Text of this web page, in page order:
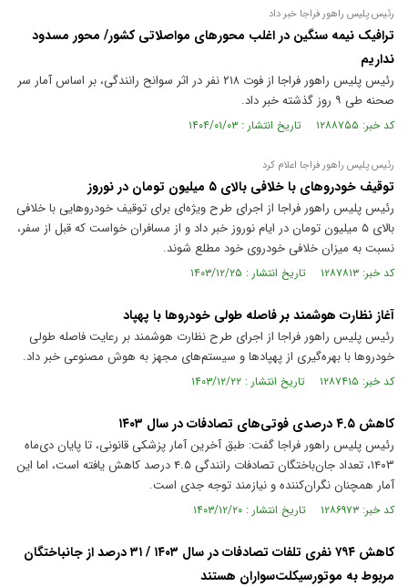
رئیس پلیس راهور فراجا خبر داد
ترافیک نیمه سنگین در اغلب محورهای مواصلاتی کشور/ محور مسدود
نداریم
رئیس پلیس راهور فراجا از فوت ۲۱۸ نفر در اثر سوانح رانندگی، بر اساس آمار سر
صحنه طی ۹ روز گذشته خبر داد.
کد خبر: ۱۲۸۸۷۵۵ تاریخ انتشار : ۱۴۰۴/۰۱/۰۳
رئیس پلیس راهور فراجا اعلام کرد
توقیف خودروهای با خلافی بالای ۵ میلیون تومان در نوروز
رئیس پلیس راهور فراجا از اجرای طرح ویژه‌ای برای توقیف خودروهایی با خلافی
بالای ۵ میلیون تومان در ایام نوروز خبر داد و از مسافران خواست که قبل از سفر،
نسبت به میزان خلافی خودروی خود مطلع شوند.
کد خبر: ۱۲۸۷۸۱۳ تاریخ انتشار : ۱۴۰۳/۱۲/۲۵
آغاز نظارت هوشمند بر فاصله طولی خودروها با پهپاد
رئیس پلیس راهور فراجا از اجرای طرح نظارت هوشمند بر رعایت فاصله طولی
خودروها با بهره‌گیری از پهپادها و سیستم‌های مجهز به هوش مصنوعی خبر داد.
کد خبر: ۱۲۸۷۴۱۵ تاریخ انتشار : ۱۴۰۳/۱۲/۲۲
کاهش ۴.۵ درصدی فوتی‌های تصادفات در سال ۱۴۰۳
رئیس پلیس راهور فراجا گفت: طبق آخرین آمار پزشکی قانونی، تا پایان دی‌ماه
۱۴۰۳، تعداد جان‌باختگان تصادفات رانندگی ۴.۵ درصد کاهش یافته است، اما این
آمار همچنان نگران‌کننده و نیازمند توجه جدی است.
کد خبر: ۱۲۸۶۹۷۳ تاریخ انتشار : ۱۴۰۳/۱۲/۲۰
کاهش ۷۹۴ نفری تلفات تصادفات در سال ۱۴۰۳ / ۳۱ درصد از جانباختگان
مربوط به موتورسیکلت‌سواران هستند